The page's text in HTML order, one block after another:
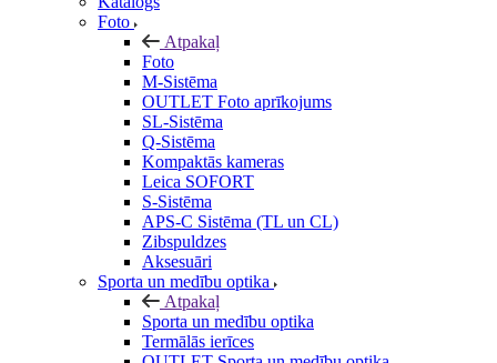
Foto
Atpakaļ
Foto
M-Sistēma
OUTLET Foto aprīkojums
SL-Sistēma
Q-Sistēma
Kompaktās kameras
Leica SOFORT
S-Sistēma
APS-C Sistēma (TL un CL)
Zibspuldzes
Aksesuāri
Sporta un medību optika
Atpakaļ
Sporta un medību optika
Termālās ierīces